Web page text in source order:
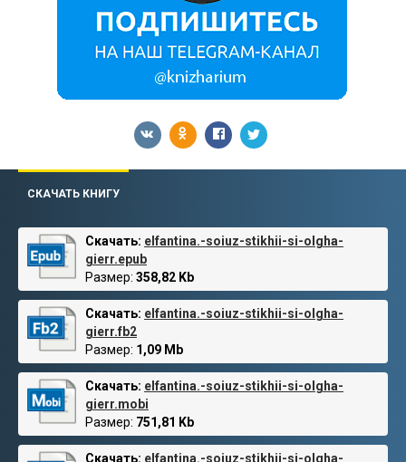
СКАЧАТЬ КНИГУ
Скачать: elfantina.-soiuz-stikhii-si-olgha-
gierr.epub
Размер: 358,82 Kb
Скачать: elfantina.-soiuz-stikhii-si-olgha-
gierr.fb2
Размер: 1,09 Mb
Скачать: elfantina.-soiuz-stikhii-si-olgha-
gierr.mobi
Размер: 751,81 Kb
Скачать: elfantina.-soiuz-stikhii-si-olgha-